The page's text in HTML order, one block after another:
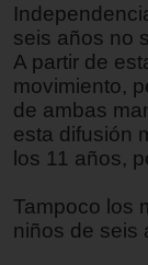
seis años no
A partir de
movimiento,
de ambas
esta difusión
los 11 años,
Tampoco los
niños de seis